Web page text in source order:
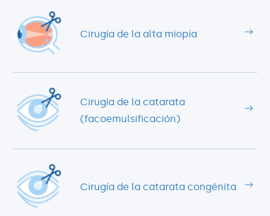
Cirugía de la alta miopía
Cirugía de la catarata
(facoemulsificación)
Cirugía de la catarata congénita